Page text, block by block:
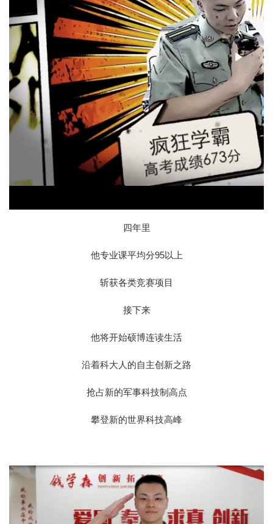
Play
四年里
他专业课平均分95以上
斩获各类竞赛项目
接下来
他将开始硕博连读生活
沿着科大人的自主创新之路
抢占新的军事科技制高点
攀登新的世界科技高峰